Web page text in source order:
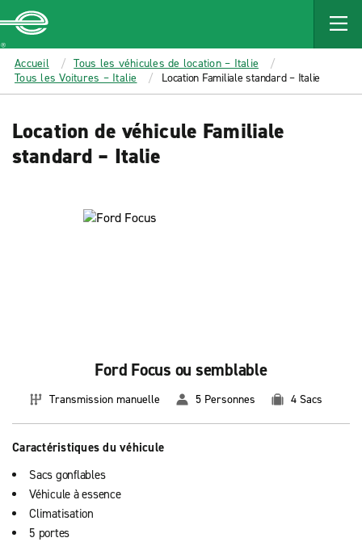
MAIN
CONTENT
Enterprise
Accueil
Tous les véhicules de location – Italie
Tous les Voitures – Italie
Location Familiale standard – Italie
Location de véhicule Familiale
standard – Italie
Ford Focus ou semblable
Transmission manuelle 5 Personnes 4 Sacs
Caractéristiques du véhicule
Sacs gonflables
Véhicule à essence
Climatisation
5 portes